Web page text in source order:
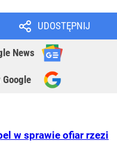
UDOSTĘPNIJ
News
Google
w sprawie ofiar rzezi